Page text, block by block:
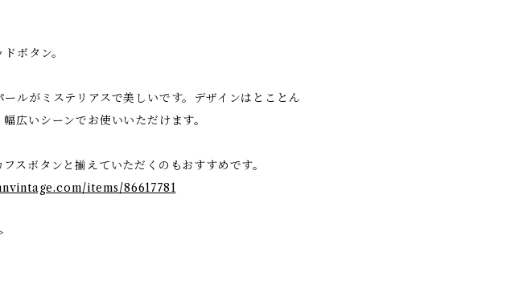
ボタン。
ールがミステリアスで美しいです。デザインはとことん
広いシーンでお使いいただけます。
スボタンと揃えていただくのもおすすめです。
items/86617781